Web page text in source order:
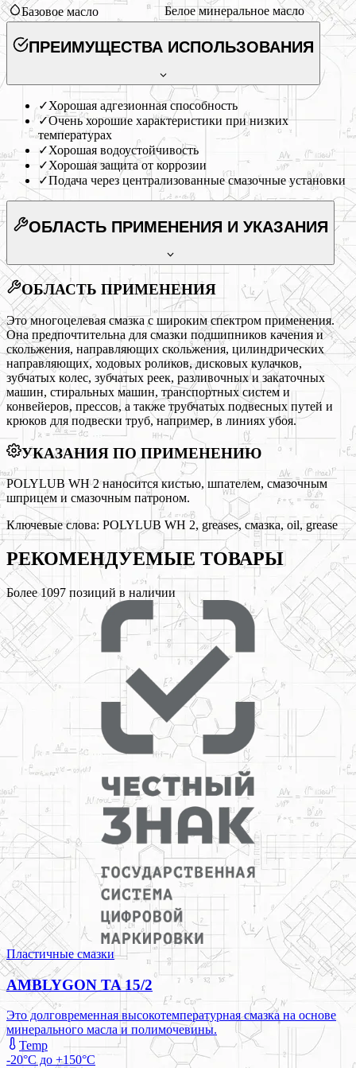
Базовое масло
Белое минеральное масло
ПРЕИМУЩЕСТВА ИСПОЛЬЗОВАНИЯ
✓Хорошая адгезионная способность
✓Очень хорошие характеристики при низких
температурах
✓Хорошая водоустойчивость
✓Хорошая защита от коррозии
✓Подача через централизованные смазочные установки
ОБЛАСТЬ ПРИМЕНЕНИЯ И УКАЗАНИЯ
ОБЛАСТЬ ПРИМЕНЕНИЯ
Это многоцелевая смазка с широким спектром применения.
Она предпочтительна для смазки подшипников качения и
скольжения, направляющих скольжения, цилиндрических
направляющих, ходовых роликов, дисковых кулачков,
зубчатых колес, зубчатых реек, разливочных и закаточных
машин, стиральных машин, транспортных систем и
конвейеров, прессов, а также трубчатых подвесных путей и
крюков для подвески труб, например, в линиях убоя.
УКАЗАНИЯ ПО ПРИМЕНЕНИЮ
POLYLUB WH 2 наносится кистью, шпателем, смазочным
шприцем и смазочным патроном.
Ключевые слова: POLYLUB WH 2, greases, смазка, oil, grease
РЕКОМЕНДУЕМЫЕ ТОВАРЫ
Более1097 позиций в наличии
Пластичные смазки
AMBLYGON TA 15/2
Это долговременная высокотемпературная смазка на основе
минерального масла и полимочевины.
Temp
-20°C до +150°C